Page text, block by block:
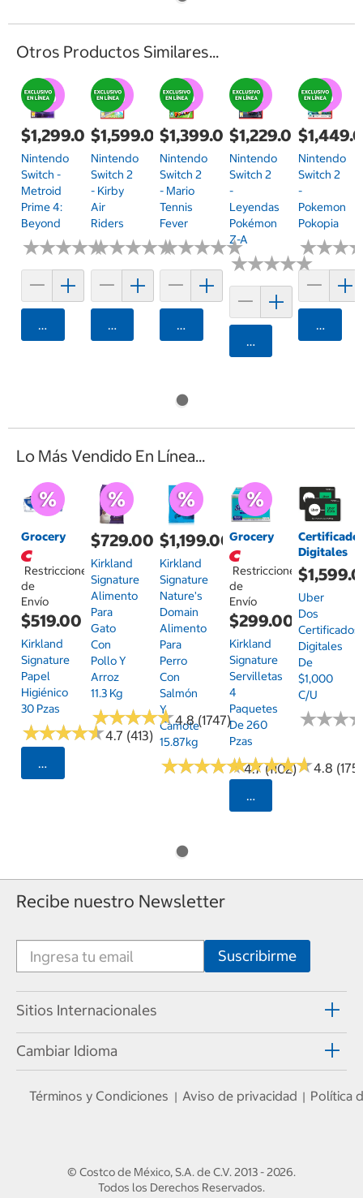
Otros Productos Similares...
$1,299.00
Nintendo
Switch -
Metroid
Prime 4:
Beyond
★★★★★
★★★★★
Agregar
$1,599.00
Nintendo
Switch 2
- Kirby
Air
Riders
★★★★★
★★★★★
Agregar
$1,399.00
Nintendo
Switch 2
- Mario
Tennis
Fever
★★★★★
★★★★★
Agregar
$1,229.00
Nintendo
Switch 2
-
Leyendas
Pokémon
Z-A
★★★★★
★★★★★
Agregar
Nintendo
Switch 2
-
Pokemon
Pokopia
★★★
★★★
Lo Más Vendido En Línea...
Grocery
Restricciones
de
Envío
$519.00
Kirkland
Signature
Papel
Higiénico
30 Pzas
★★★★★
★★★★★4.7 (413)
Seleccionar Código Postal
$729.00
Kirkland
Signature
Alimento
Para
Gato
Con
Pollo Y
Arroz
11.3 Kg
★★★★★
★★★★★4.8 (1747)
$1,199.00
Kirkland
Signature
Nature's
Domain
Alimento
Para
Perro
Con
Salmón
Y
Camote
15.87kg
★★★★★
★★★★★4.7 (1102)
Grocery
Restricciones
de
Envío
$299.00
Kirkland
Signature
Servilletas
4
Paquetes
De 260
Pzas
★★★★★
★★★★★4.8 (175)
Seleccionar
Digitales
Uber
Dos
Certificados
Digitales
De
$1,000
C/u
★★★
★★★
Recibe nuestro Newsletter
Sitios Internacionales
Cambiar Idioma
Términos y Condiciones | Aviso de privacidad | Política
© Costco de México, S.A. de C.V.2013 - 2026.
Todos los Derechos Reservados.